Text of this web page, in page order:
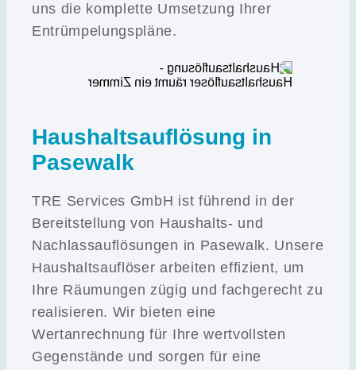
uns die komplette Umsetzung Ihrer
Entrümpelungspläne.
Haushaltsauflösung in
Pasewalk
TRE Services GmbH ist führend in der
Bereitstellung von Haushalts- und
Nachlassauflösungen in Pasewalk. Unsere
Haushaltsauflöser arbeiten effizient, um
Ihre Räumungen zügig und fachgerecht zu
realisieren. Wir bieten eine
Wertanrechnung für Ihre wertvollsten
Gegenstände und sorgen für eine